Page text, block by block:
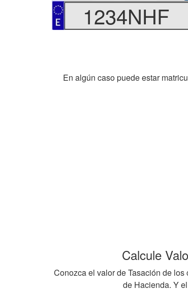
1234NHF
En algún caso puede estar
Calcule
Conozca el valor de Tasación de
de Hacienda. Y